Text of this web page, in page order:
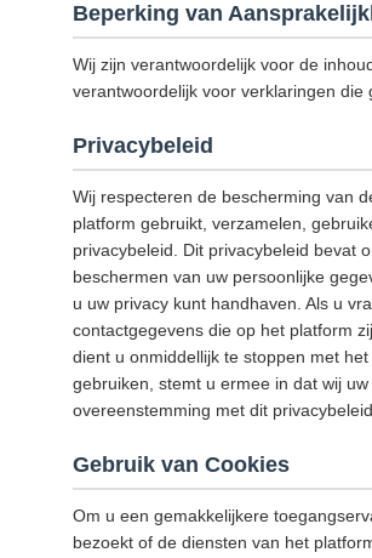
Beperking van
Wij zijn verantwoordelijk voor de
verantwoordelijk voor verklaringen die
Privacybeleid
Wij respecteren de bescherming van
platform gebruikt, verzamelen,
privacybeleid. Dit privacybeleid bevat
beschermen van uw persoonlijke
u uw privacy kunt handhaven. Als u
contactgegevens die op het platform
dient u onmiddellijk te stoppen met
gebruiken, stemt u ermee in dat wij
overeenstemming met dit privacybeleid.
Gebruik van Cookies
Om u een gemakkelijkere
bezoekt of de diensten van het